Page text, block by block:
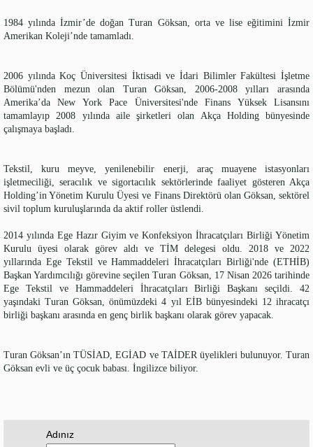
1984 yılında İzmir’de doğan Turan Göksan, orta ve lise eğitimini İzmir
Amerikan Koleji’nde tamamladı.
2006 yılında Koç Üniversitesi İktisadi ve İdari Bilimler Fakültesi İşletme
Bölümü'nden mezun olan Turan Göksan, 2006-2008 yılları arasında
Amerika’da New York Pace Üniversitesi'nde Finans Yüksek Lisansını
tamamlayıp 2008 yılında aile şirketleri olan Akça Holding bünyesinde
çalışmaya başladı.
Tekstil, kuru meyve, yenilenebilir enerji, araç muayene istasyonları
işletmeciliği, seracılık ve sigortacılık sektörlerinde faaliyet gösteren Akça
Holding’in Yönetim Kurulu Üyesi ve Finans Direktörü olan Göksan, sektörel
sivil toplum kuruluşlarında da aktif roller üstlendi.
2014 yılında Ege Hazır Giyim ve Konfeksiyon İhracatçıları Birliği Yönetim
Kurulu üyesi olarak görev aldı ve TİM delegesi oldu. 2018 ve 2022
yıllarında Ege Tekstil ve Hammaddeleri İhracatçıları Birliği'nde (ETHİB)
Başkan Yardımcılığı görevine seçilen Turan Göksan, 17 Nisan 2026 tarihinde
Ege Tekstil ve Hammaddeleri İhracatçıları Birliği Başkanı seçildi. 42
yaşındaki Turan Göksan, önümüzdeki 4 yıl EİB bünyesindeki 12 ihracatçı
birliği başkanı arasında en genç birlik başkanı olarak görev yapacak.
Turan Göksan’ın TÜSİAD, EGİAD ve TAİDER üyelikleri bulunuyor. Turan
Göksan evli ve üç çocuk babası. İngilizce biliyor.
Adınız